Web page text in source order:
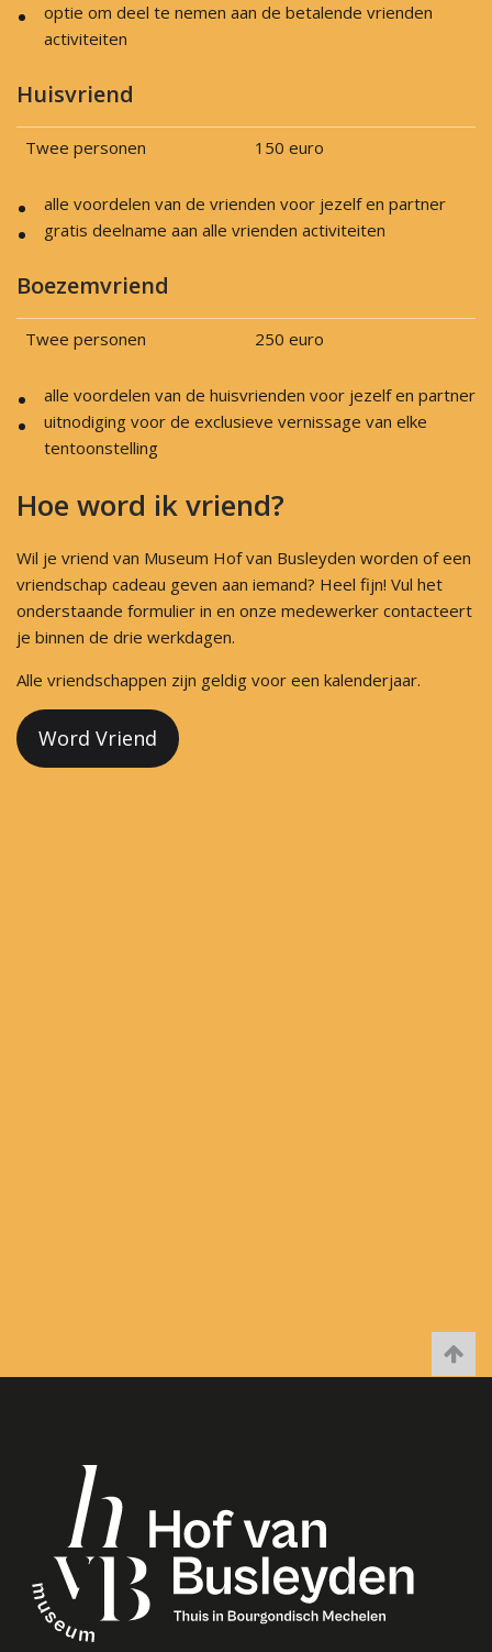
optie om deel te nemen aan de betalende vrienden
activiteiten
Huisvriend
Twee personen 150 euro
alle voordelen van de vrienden voor jezelf en partner
gratis deelname aan alle vrienden activiteiten
Boezemvriend
Twee personen 250 euro
alle voordelen van de huisvrienden voor jezelf en partner
uitnodiging voor de exclusieve vernissage van elke
tentoonstelling
Hoe word ik vriend?
Wil je vriend van Museum Hof van Busleyden worden of een
vriendschap cadeau geven aan iemand? Heel fijn! Vul het
onderstaande formulier in en onze medewerker contacteert
je binnen de drie werkdagen.
Alle vriendschappen zijn geldig voor een kalenderjaar.
Word Vriend